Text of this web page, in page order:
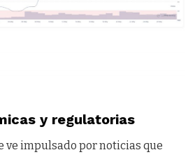
y regulatorias
ve impulsado por noticias que